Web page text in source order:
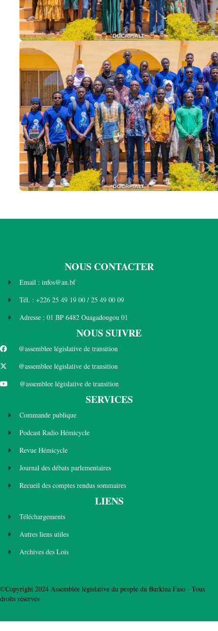
NOUS CONTACTER
Email : infos@an.bf
Tél. : +226 25 49 19 00 / 25 49 00 09
Adresse : 01 BP 6482 Ouagadougou 01
NOUS SUIVRE
@assemblee législative de transition
@assemblee législative de transition
@assemblee législative de transition
SERVICES
Commande publique
Podcast Radio Hémicycle
Revue Hémicycle
Journal des débats parlementaires
Recueil des comptes rendus sommaires
LIENS
Téléchargements
Autres liens utiles
Archives des Lois
©Copyright 2024 Assemblée législative du peuple du Burkina Faso - Tous
droits réservés